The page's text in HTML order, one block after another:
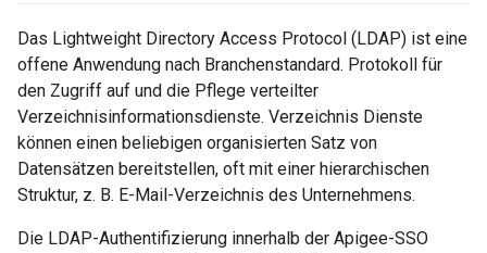
Das Lightweight Directory Access Protocol (LDAP) ist eine
offene Anwendung nach Branchenstandard. Protokoll für
den Zugriff auf und die Pflege verteilter
Verzeichnisinformationsdienste. Verzeichnis Dienste
können einen beliebigen organisierten Satz von
Datensätzen bereitstellen, oft mit einer hierarchischen
Struktur, z. B. E-Mail-Verzeichnis des Unternehmens.
Die LDAP-Authentifizierung innerhalb der Apigee-SSO